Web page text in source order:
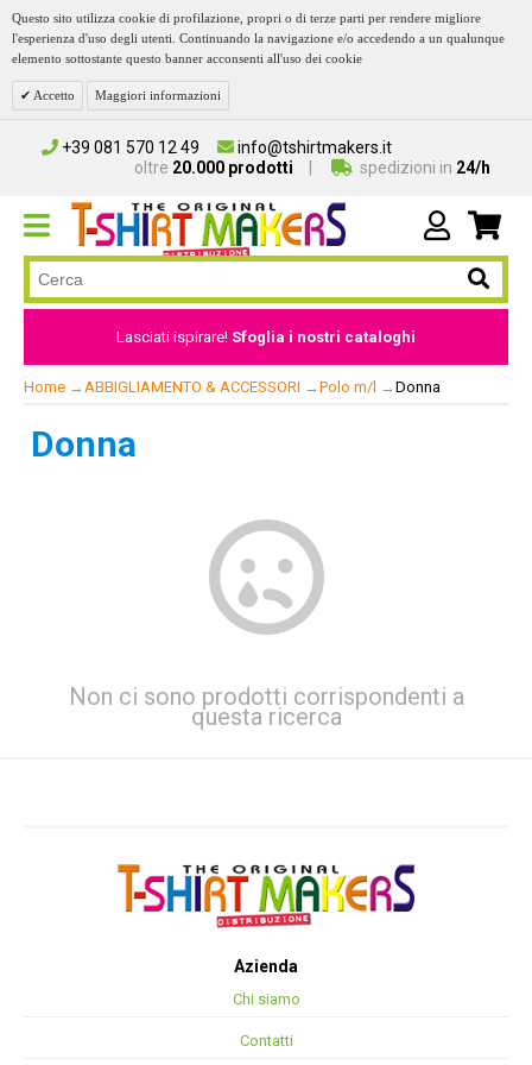
Questo sito utilizza cookie di profilazione, propri o di terze parti per rendere migliore
l'esperienza d'uso degli utenti. Continuando la navigazione e/o accedendo a un qualunque
elemento sottostante questo banner acconsenti all'uso dei cookie
Accetto Maggiori informazioni
+39 081 570 12 49
info@tshirtmakers.it
oltre 20.000 prodotti spedizioni in 24/h
Lasciati ispirare! Sfoglia i nostri cataloghi
Home → ABBIGLIAMENTO & ACCESSORI → Polo m/l → Donna
Donna
Non ci sono prodotti corrispondenti a
questa ricerca
Azienda
Chi siamo
Contatti